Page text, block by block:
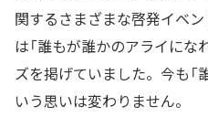
関するさまざまな啓発イベ
は「誰もが誰かのアライにな
ズを掲げていました。今も「
いう思いは変わりません。